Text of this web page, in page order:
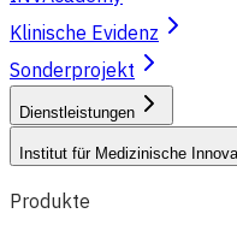
Klinische Evidenz
Sonderprojekt
Dienstleistungen
Institut für Medizinische
Produkte